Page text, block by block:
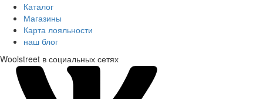
Каталог
Магазины
Карта лояльности
наш блог
Woolstreet в социальных сетях